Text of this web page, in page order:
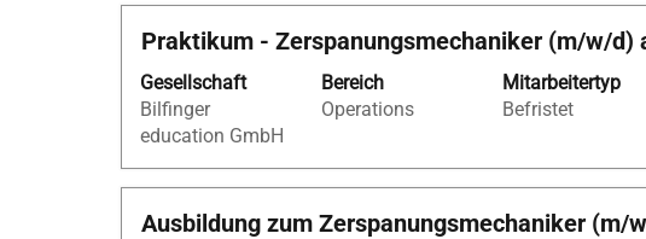
Stelleninformationen
vollständig
Stellenbezeichnung
Praktikum - Zerspanungsmechaniker (m/w/d)
Gesellschaft
Bilfinger
education GmbH
Bereich
Operations
Mitarbeitertyp
Befristet
Drücken
die
Leertaste,
um
die
Stelleninformationen
vollständig
Stellenbezeichnung
Ausbildung zum Zerspanungsmechaniker (m/
Drücken